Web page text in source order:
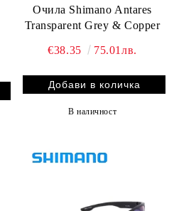
Очила Shimano Antares
Transparent Grey & Copper
€38.35 75.01лв.
В наличност